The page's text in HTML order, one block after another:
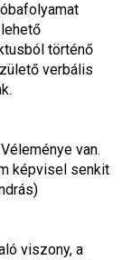
történő
verbális
van.
képvisel senkit
viszony, a